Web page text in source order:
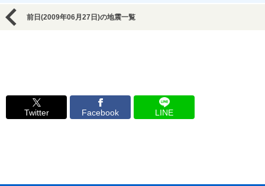
前日(2009年06月27日)の地震一覧
Twitter Facebook LINE